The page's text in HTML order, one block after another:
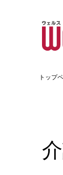
トップ